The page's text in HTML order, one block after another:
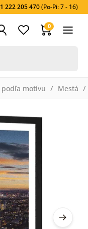
222 205 470(Po-Pi: 7 - 16)
0
podľa motívu Mestá